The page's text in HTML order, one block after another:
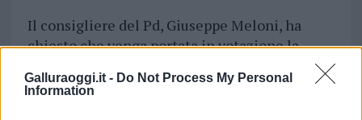
Galluraoggi.it - Do Not Process My Personal
Information
Il consigliere del Pd, Giuseppe Meloni, ha
chiesto che venga portata in votazione la
commissione. “Perché questi emendamenti